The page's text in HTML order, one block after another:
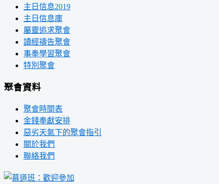
主日信息2019
主日信息庫
屬靈追求聚會
讀經禱告聚會
事奉學習聚會
特別聚會
聚會資料
聚會時間表
金錢奉獻安排
惡劣天氣下的聚會指引
關於我們
聯絡我們